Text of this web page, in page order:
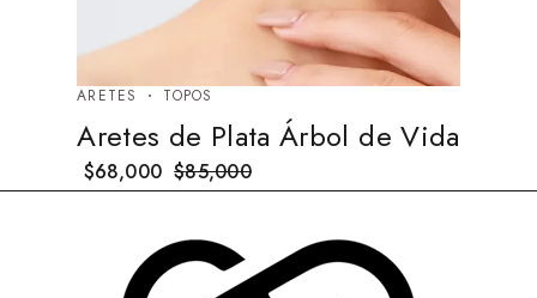
ARETES TOPOS
Aretes de Plata Árbol de Vida
$85,000
$68,000